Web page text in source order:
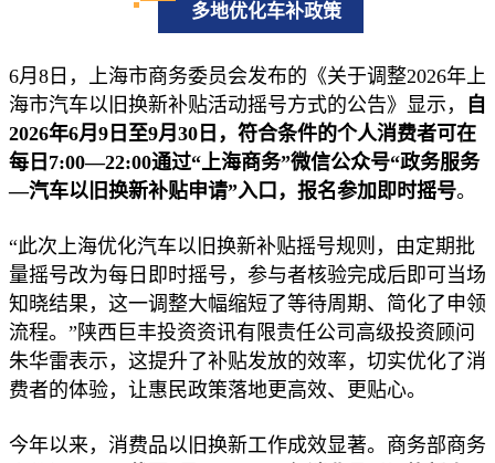
多地优化车补政策
6月8日，上海市商务委员会发布的《关于调整2026年上
海市汽车以旧换新补贴活动摇号方式的公告》显示，
自
2026年6月9日至9月30日，符合条件的个人消费者可在
每日7:00—22:00通过“上海商务”微信公众号“政务服务
—汽车以旧换新补贴申请”入口，报名参加即时摇号。
“此次上海优化汽车以旧换新补贴摇号规则，由定期批
量摇号改为每日即时摇号，参与者核验完成后即可当场
知晓结果，这一调整大幅缩短了等待周期、简化了申领
流程。”陕西巨丰投资资讯有限责任公司高级投资顾问
朱华雷表示，这提升了补贴发放的效率，切实优化了消
费者的体验，让惠民政策落地更高效、更贴心。
今年以来，消费品以旧换新工作成效显著。商务部商务